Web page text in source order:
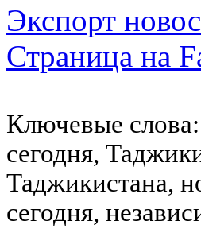
Экспорт
Страница на
Ключевые
сегодня,
Таджикистана,
сегодня,